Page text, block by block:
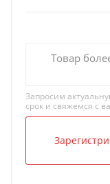
Товар
Запросим
срок и свяжемся с